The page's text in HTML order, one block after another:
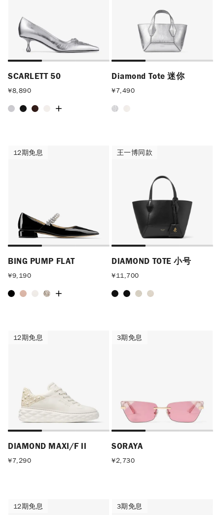
SCARLETT 50
¥8,890
Diamond Tote 迷你
¥7,490
12期免息 12期免息
BING PUMP FLAT
¥9,190
王一博同款 王一博同款
DIAMOND TOTE 小号
¥11,700
12期免息 12期免息
DIAMOND MAXI/F II
¥7,290
3期免息 3期免息
SORAYA
¥2,730
12期免息 12期免息
3期免息 3期免息